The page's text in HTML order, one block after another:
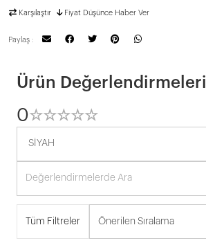
Karşılaştır Fiyat Düşünce Haber Ver
Paylaş :
Ürün Değerlendirmeleri
0☆☆☆☆☆
★★★★★
Tüm Filtreler Önerilen Sıralama